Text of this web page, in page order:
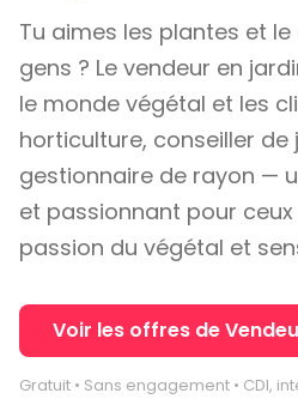
Tu aimes les plantes et
gens ? Le vendeur en
le monde végétal et les
horticulture, conseiller de
gestionnaire de rayon —
et passionnant pour
passion du végétal et
Voir les offres de
Gratuit • Sans engagement • CDI,